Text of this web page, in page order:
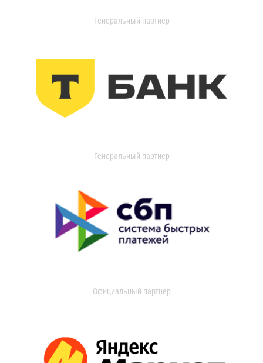
Генеральный партнер
Генеральный партнер
Официальный партнер